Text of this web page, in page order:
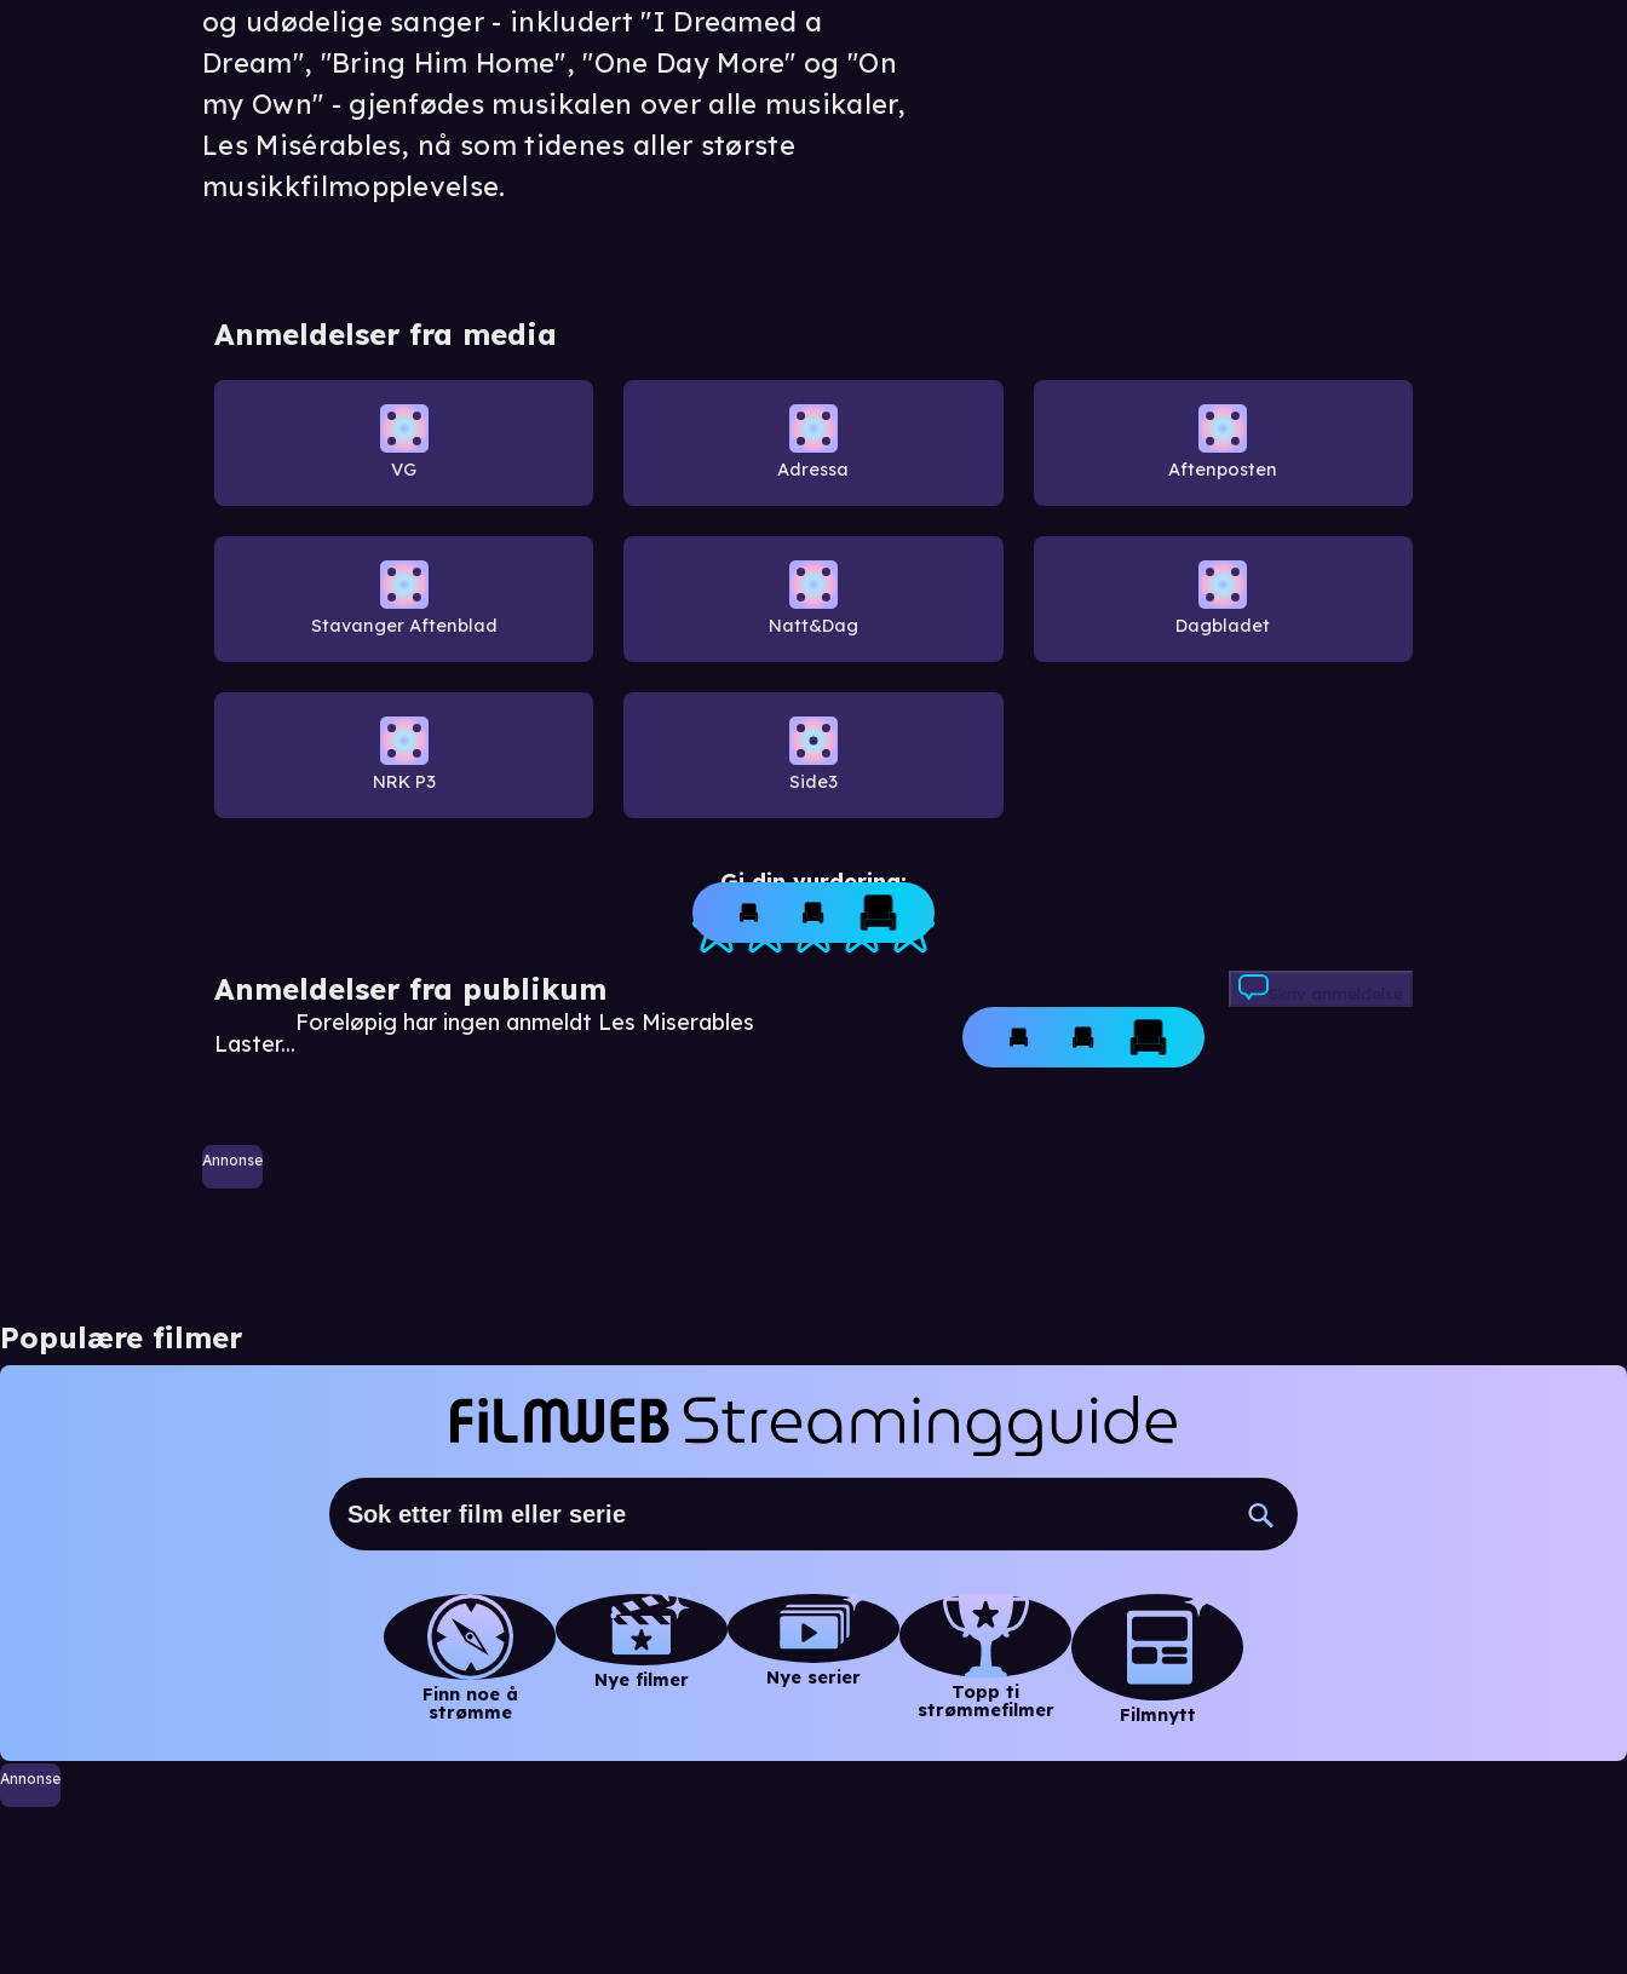
Anmeldelser fra media
VG Adressa Aftenposten
Stavanger Aftenblad Natt&Dag Dagbladet
NRK P3 Side3
Gi din vurdering:
Anmeldelser fra publikum
Laster...
Foreløpig har ingen anmeldt Les Miserables
Skriv anmeldelse
Annonse
og udødelige sanger - inkludert "I Dreamed a
Dream", "Bring Him Home", "One Day More" og "On
my Own" - gjenfødes musikalen over alle musikaler,
Les Misérables, nå som tidenes aller største
musikkfilmopplevelse.
Populære filmer
Finn noe å
strømme
Nye filmer Nye serier
Topp ti
strømmefilmer
Filmnytt
Annonse